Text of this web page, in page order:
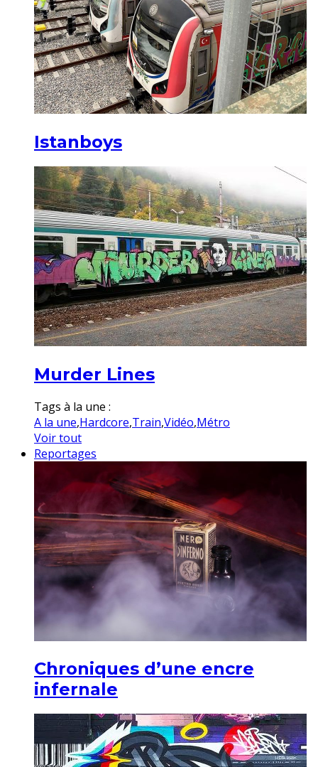
Istanboys
Murder Lines
Tags à la une :
A la une,Hardcore,Train,Vidéo,Métro
Voir tout
Reportages
Chroniques d’une encre
infernale